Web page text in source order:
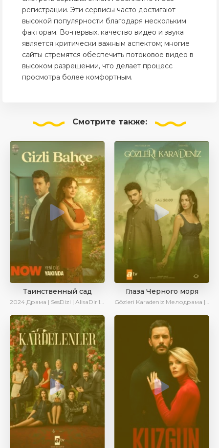
регистрации. Эти сервисы часто достигают
высокой популярности благодаря нескольким
факторам. Во-первых, качество видео и звука
является критически важным аспектом; многие
сайты стремятся обеспечить потоковое видео в
высоком разрешении, что делает процесс
просмотра более комфортным.
Смотрите также:
Таинственный сад
2024 Драма | SesDizi | AlisaDirilis | Сериалы 2024
Глаза Черного моря
Gözleri Karadeniz Мелодрама | Драма | Новинки | Сериалы 2025